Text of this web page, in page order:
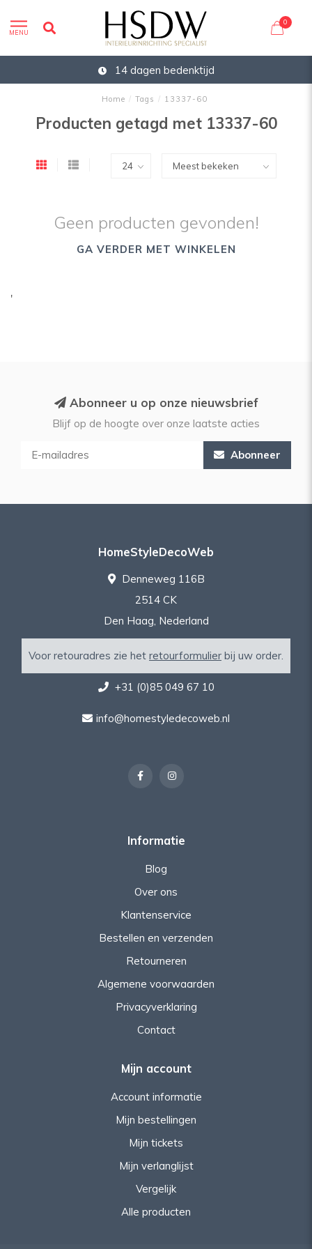
MENU
0
14 dagen bedenktijd
Home / Tags / 13337-60
Producten getagd met 13337-60
Geen producten gevonden!
GA VERDER MET WINKELEN
'
Abonneer u op onze nieuwsbrief
Blijf op de hoogte over onze laatste acties
Abonneer
HomeStyleDecoWeb
Denneweg 116B
2514 CK
Den Haag, Nederland
Voor retouradres zie het retourformulier bij uw order.
+31 (0)85 049 67 10
info@homestyledecoweb.nl
Informatie
Blog
Over ons
Klantenservice
Bestellen en verzenden
Retourneren
Algemene voorwaarden
Privacyverklaring
Contact
Mijn account
Account informatie
Mijn bestellingen
Mijn tickets
Mijn verlanglijst
Vergelijk
Alle producten